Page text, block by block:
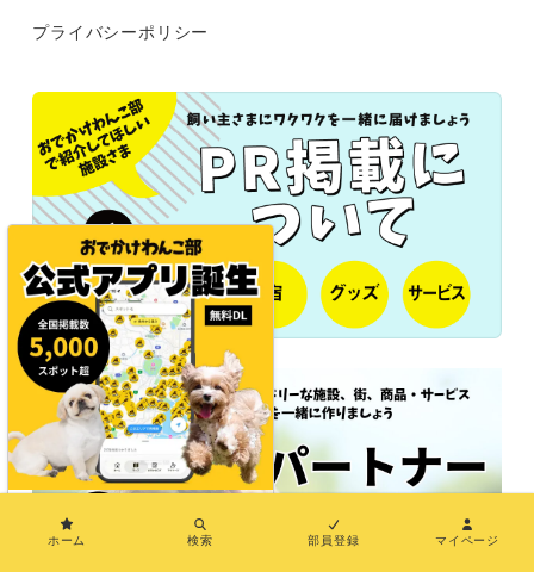
プライバシーポリシー
ホーム 検索 部員登録 マイページ